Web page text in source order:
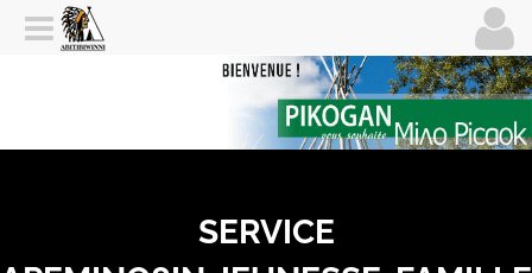
SERVICE